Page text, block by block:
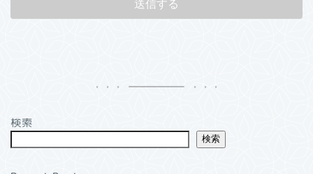
検索
検索